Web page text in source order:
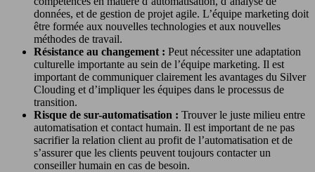
données, et de gestion de projet agile. L’équipe marketing doit
être formée aux nouvelles technologies et aux nouvelles
méthodes de travail.
Résistance au changement : Peut nécessiter une adaptation
culturelle importante au sein de l’équipe marketing. Il est
important de communiquer clairement les avantages du Silver
Clouding et d’impliquer les équipes dans le processus de
transition.
Risque de sur-automatisation : Trouver le juste milieu entre
automatisation et contact humain. Il est important de ne pas
sacrifier la relation client au profit de l’automatisation et de
s’assurer que les clients peuvent toujours contacter un
conseiller humain en cas de besoin.